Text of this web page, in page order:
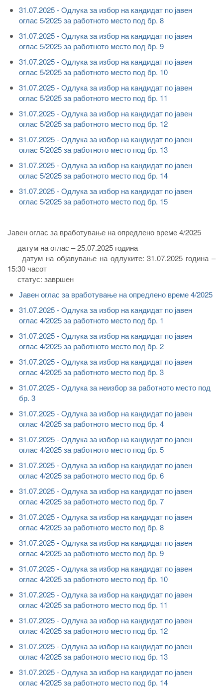
31.07.2025 - Oдлука за избор на кандидат по јавен
оглас 5/2025 за работното место под бр. 8
31.07.2025 - Oдлука за избор на кандидат по јавен
оглас 5/2025 за работното место под бр. 9
31.07.2025 - Oдлука за избор на кандидат по јавен
оглас 5/2025 за работното место под бр. 10
31.07.2025 - Oдлука за избор на кандидат по јавен
оглас 5/2025 за работното место под бр. 11
31.07.2025 - Oдлука за избор на кандидат по јавен
оглас 5/2025 за работното место под бр. 12
31.07.2025 - Oдлука за избор на кандидат по јавен
оглас 5/2025 за работното место под бр. 13
31.07.2025 - Oдлука за избор на кандидат по јавен
оглас 5/2025 за работното место под бр. 14
31.07.2025 - Oдлука за избор на кандидат по јавен
оглас 5/2025 за работното место под бр. 15
Јавен оглас за вработување на опредлено време 4/2025
датум на оглас – 25.07.2025 година
датум на објавување на одлуките: 31.07.2025 година –
15:30 часот
статус: завршен
Јавен оглас за вработување на опредлено време 4/2025
31.07.2025 - Oдлука за избор на кандидат по јавен
оглас 4/2025 за работното место под бр. 1
31.07.2025 - Oдлука за избор на кандидат по јавен
оглас 4/2025 за работното место под бр. 2
31.07.2025 - Oдлука за избор на кандидат по јавен
оглас 4/2025 за работното место под бр. 3
31.07.2025 - Oдлука за неизбор за работното место под
бр. 3
31.07.2025 - Oдлука за избор на кандидат по јавен
оглас 4/2025 за работното место под бр. 4
31.07.2025 - Oдлука за избор на кандидат по јавен
оглас 4/2025 за работното место под бр. 5
31.07.2025 - Oдлука за избор на кандидат по јавен
оглас 4/2025 за работното место под бр. 6
31.07.2025 - Oдлука за избор на кандидат по јавен
оглас 4/2025 за работното место под бр. 7
31.07.2025 - Oдлука за избор на кандидат по јавен
оглас 4/2025 за работното место под бр. 8
31.07.2025 - Oдлука за избор на кандидат по јавен
оглас 4/2025 за работното место под бр. 9
31.07.2025 - Oдлука за избор на кандидат по јавен
оглас 4/2025 за работното место под бр. 10
31.07.2025 - Oдлука за избор на кандидат по јавен
оглас 4/2025 за работното место под бр. 11
31.07.2025 - Oдлука за избор на кандидат по јавен
оглас 4/2025 за работното место под бр. 12
31.07.2025 - Oдлука за избор на кандидат по јавен
оглас 4/2025 за работното место под бр. 13
31.07.2025 - Oдлука за избор на кандидат по јавен
оглас 4/2025 за работното место под бр. 14